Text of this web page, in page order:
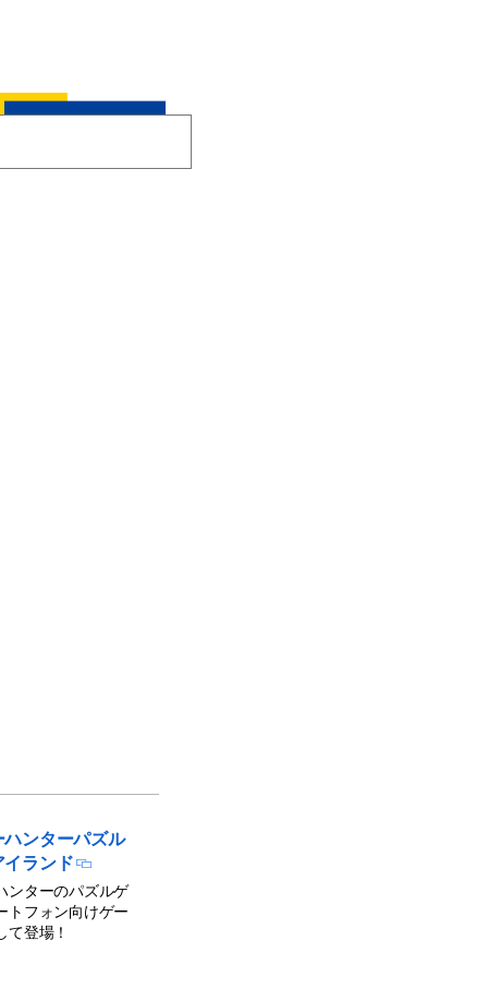
ハンターパズル
イランド
ンターのパズルゲ
トフォン向けゲー
て登場！